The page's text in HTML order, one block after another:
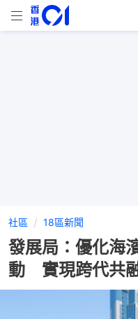
社區 18區新聞
發展局：優化海
動 實現跨代共